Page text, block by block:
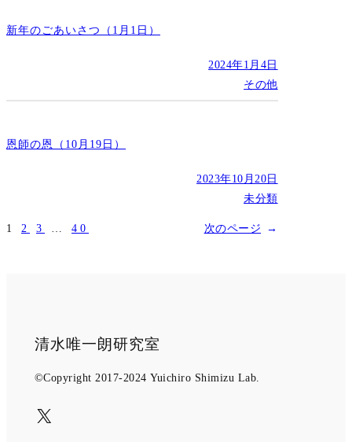
新年のごあいさつ（1月1日）
2024年1月4日
その他
恩師の恩（10月19日）
2023年10月20日
未分類
1 2 3 … 40 次のページ →
清水唯一朗研究室
©Copyright 2017-2024 Yuichiro Shimizu Lab.
X